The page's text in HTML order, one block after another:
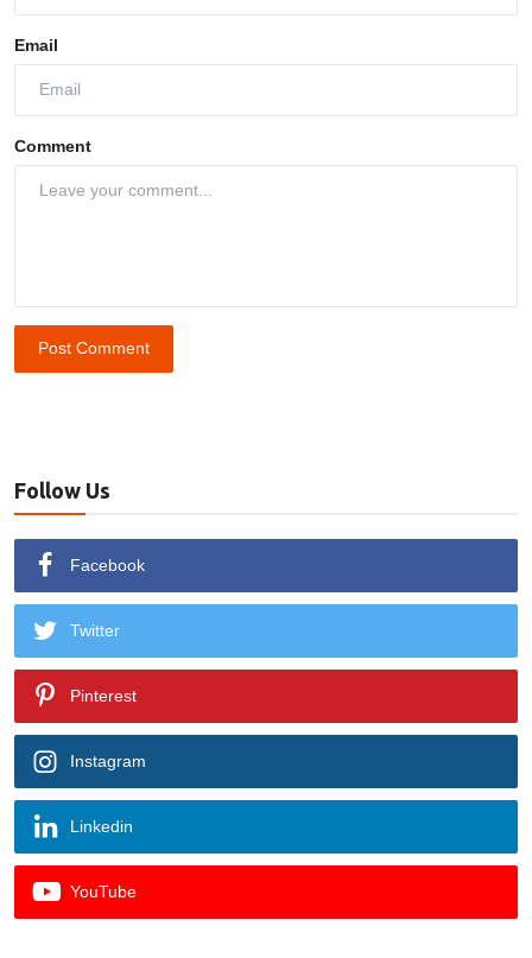
Email
Comment
Post Comment
Follow Us
Facebook
Twitter
Pinterest
Instagram
Linkedin
YouTube